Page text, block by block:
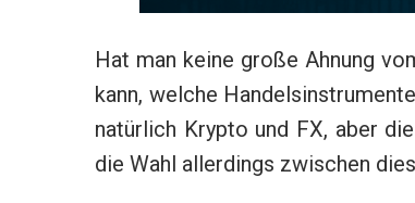
Hat man keine große Ahnung
kann, welche
natürlich Krypto und FX, aber
die Wahl allerdings zwischen